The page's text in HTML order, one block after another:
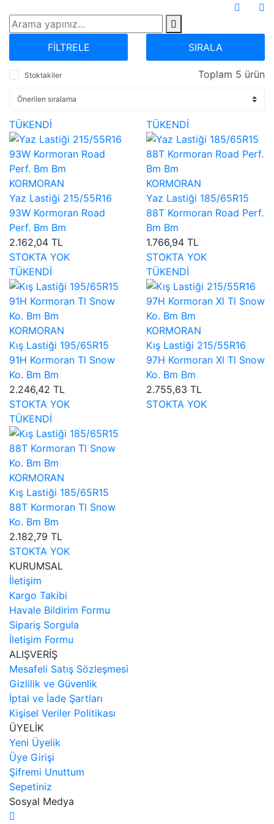
FİLTRELE SIRALA
Stoktakiler Toplam 5 ürün
TÜKENDİ
KORMORAN
Yaz Lastiği 215/55R16
93W Kormoran Road
Perf. Bm Bm
2.162,04 TL
STOKTA YOK
TÜKENDİ
KORMORAN
Yaz Lastiği 185/65R15
88T Kormoran Road Perf.
Bm Bm
1.766,94 TL
STOKTA YOK
TÜKENDİ
KORMORAN
Kış Lastiği 195/65R15
91H Kormoran Tl Snow
Ko. Bm Bm
2.246,42 TL
STOKTA YOK
TÜKENDİ
KORMORAN
Kış Lastiği 215/55R16
97H Kormoran Xl Tl Snow
Ko. Bm Bm
2.755,63 TL
STOKTA YOK
TÜKENDİ
KORMORAN
Kış Lastiği 185/65R15
88T Kormoran Tl Snow
Ko. Bm Bm
2.182,79 TL
STOKTA YOK
KURUMSAL
İletişim
Kargo Takibi
Havale Bildirim Formu
Sipariş Sorgula
İletişim Formu
ALIŞVERİŞ
Mesafeli Satış Sözleşmesi
Gizlilik ve Güvenlik
İptal ve İade Şartları
Kişisel Veriler Politikası
ÜYELİK
Yeni Üyelik
Üye Girişi
Şifremi Unuttum
Sepetiniz
Sosyal Medya